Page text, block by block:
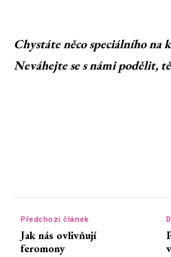
Chystáte něco speciálního na
Neváhejte se s námi podělit,
Předchozí článek
Jak nás ovlivňují
feromony